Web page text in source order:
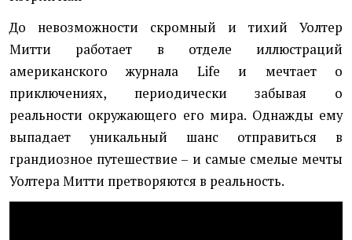
До невозможности скромный и тихий Уолтер
Митти работает в отделе иллюстраций
американского журнала Life и мечтает о
приключениях, периодически забывая о
реальности окружающего его мира. Однажды ему
выпадает уникальный шанс отправиться в
грандиозное путешествие – и самые смелые мечты
Уолтера Митти претворяются в реальность.